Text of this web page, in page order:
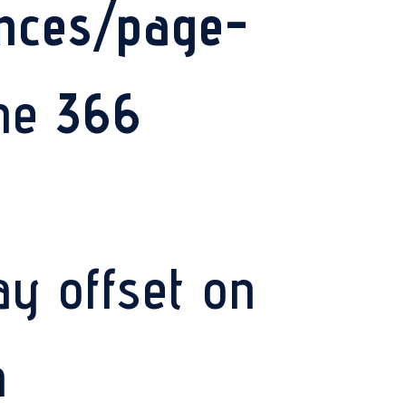
page-
366
offset on